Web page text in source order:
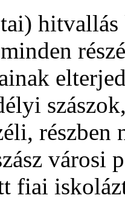
hitvallás
részben
városi
fiai